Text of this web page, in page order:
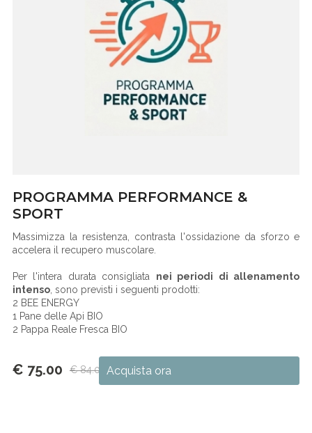
PROGRAMMA PERFORMANCE &
SPORT
Massimizza la resistenza, contrasta l'ossidazione da sforzo e
accelera il recupero muscolare.
Per l'intera durata consigliata nei periodi di allenamento
intenso, sono previsti i seguenti prodotti:
2 BEE ENERGY
1 Pane delle Api BIO
2 Pappa Reale Fresca BIO
€ 75.00 € 84.00 Acquista ora